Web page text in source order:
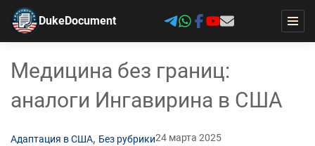
DukeDocument
Медицина без границ:
аналоги Ингавирина в США
Адаптация в США, Без рубрики24 марта 2025